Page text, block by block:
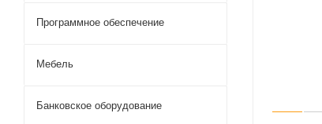
Программное обеспечение
Мебель
Банковское оборудование